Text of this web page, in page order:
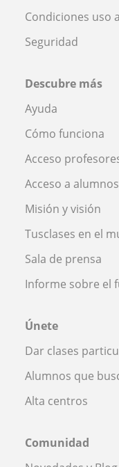
Condiciones uso
Seguridad
Descubre más
Ayuda
Cómo funciona
Acceso
Acceso a alumnos
Misión y visión
Tusclases en el
Sala de prensa
Informe sobre el
Únete
Dar clases
Alumnos que
Alta centros
Comunidad